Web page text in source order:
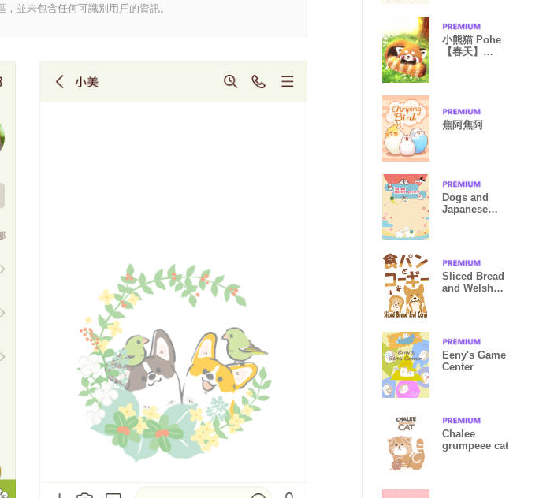
並未包含任何可識別用戶的資訊。
小熊猫 Pohe
【春天】
焦阿焦阿
Dogs and
Japanese
Sliced Bread
and Welsh
Eeny's Game
Center
Chalee
grumpeee cat